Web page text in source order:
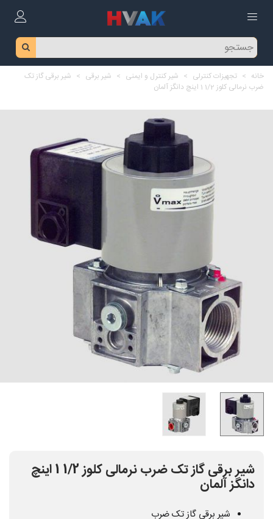
خانه > تجهیزات کنترلی > شیر کنترل و ایمنی > شیر برقی > شیر برقی گاز تک
ضرب نرمالی کلوز 1/2 1 اینچ دانگز آلمان
شیر برقی گاز تک ضرب نرمالی کلوز 1/2 1 اینچ
دانگز آلمان
شیر برقی گاز تک ضرب